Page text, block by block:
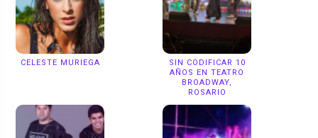
CELESTE MURIEGA
SIN CODIFICAR 10
AÑOS EN TEATRO
BROADWAY,
ROSARIO